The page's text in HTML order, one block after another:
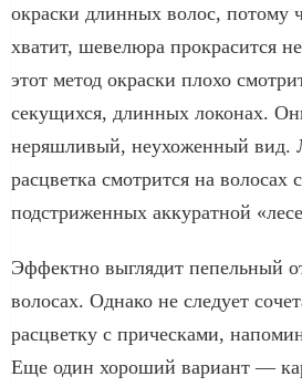
окраски длинных волос, потому
хватит, шевелюра прокрасится
этот метод окраски плохо
секущихся, длинных локонах.
неряшливый, неухоженный вид.
расцветка смотрится на волосах
подстриженных аккуратной
Эффектно выглядит пепельный
волосах. Однако не следует
расцветку с прическами,
Еще один хороший вариант —